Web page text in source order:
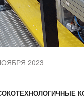
2023